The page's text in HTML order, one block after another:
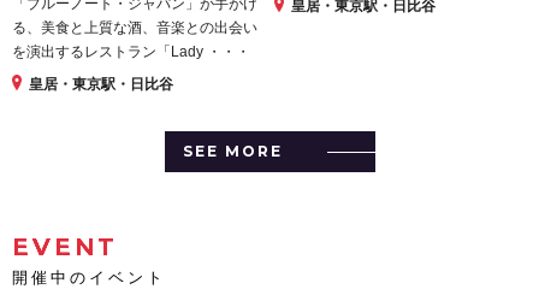
「ブルーノート・ジャパン」が手がけ
る、美食と上質な酒、音楽との出会い
を演出するレストラン「Lady ・・・
皇居・東京駅・日比谷
皇居・東京駅・日比谷
SEE MORE
EVENT
開催中のイベント